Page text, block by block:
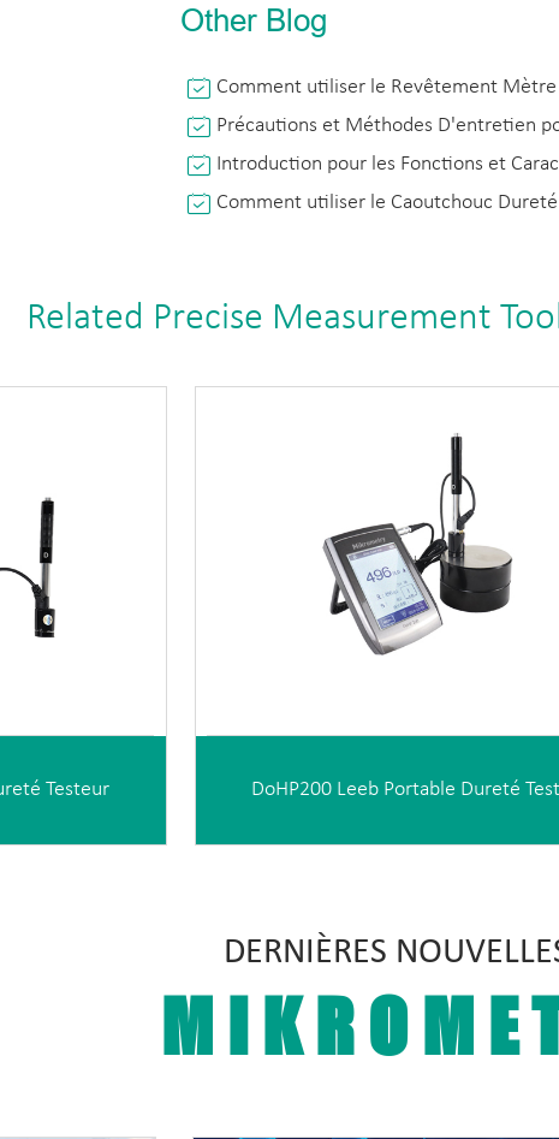
Other Blog
Comment utiliser le Revêtement Mètre
Précautions et Méthodes D'entretien
Introduction pour les Fonctions et
Comment utiliser le Caoutchouc
Related Precise Measurement
Testeur DoHP200 Leeb Portable Dureté
DERNIÈRES